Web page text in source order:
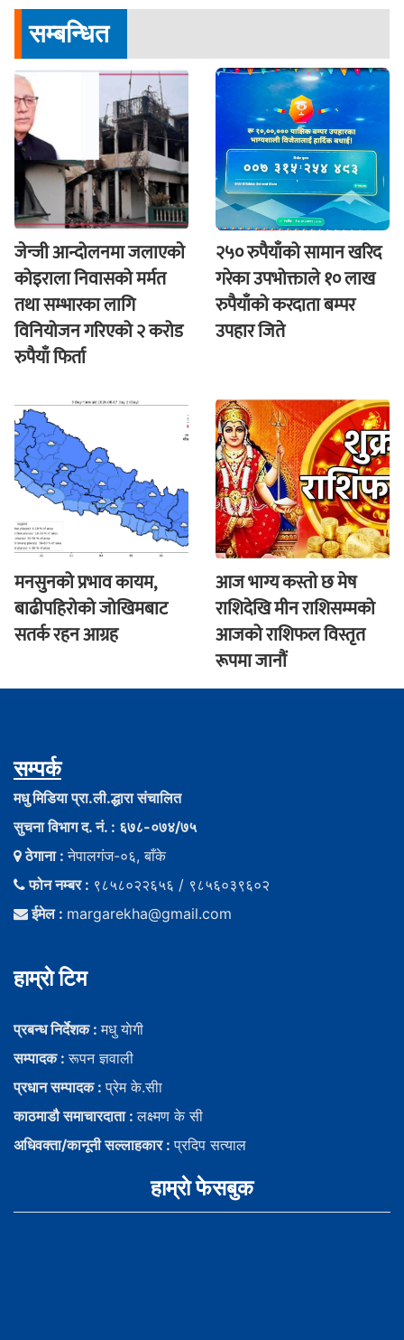
सम्बन्धित
जेन्जी आन्दोलनमा जलाएकाे
कोइराला निवासको मर्मत
तथा सम्भारका लागि
विनियोजन गरिएको २ करोड
रुपैयाँ फिर्ता
२५० रुपैयाँको सामान खरिद
गरेका उपभोक्ताले १० लाख
रुपैयाँको करदाता बम्पर
उपहार जिते
मनसुनको प्रभाव कायम,
बाढीपहिरोको जोखिमबाट
सतर्क रहन आग्रह
आज भाग्य कस्ताे छ मेष
राशिदेखि मीन राशिसम्मको
आजको राशिफल विस्तृत
रूपमा जानौं
सम्पर्क
मधु मिडिया प्रा.ली.द्धारा संचालित
सुचना विभाग द. नं. : ६७८-०७४/७५
ठेगाना :नेपालगंज-०६, बाँके
फोन नम्बर : ९८५८०२२६५६ / ९८५६०३९६०२
ईमेल : margarekha@gmail.com
हाम्राे टिम
प्रबन्ध निर्देशक :मधु याेगी
सम्पादक :रूपन ज्ञवाली
प्रधान सम्पादक :प्रेम के.सीा
काठमाडौ समाचारदाता :लक्ष्मण के सी
अधिवक्ता/कानूनी सल्लाहकार :प्रदिप सत्याल
हाम्राे फेसबुक